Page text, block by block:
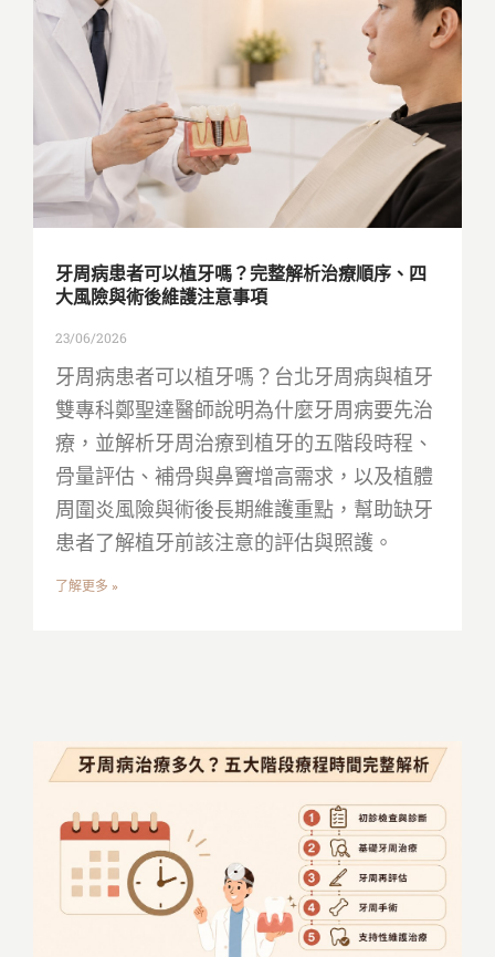
牙周病患者可以植牙嗎？完整解析治療順序、四
大風險與術後維護注意事項
23/06/2026
牙周病患者可以植牙嗎？台北牙周病與植牙
雙專科鄭聖達醫師說明為什麼牙周病要先治
療，並解析牙周治療到植牙的五階段時程、
骨量評估、補骨與鼻竇增高需求，以及植體
周圍炎風險與術後長期維護重點，幫助缺牙
患者了解植牙前該注意的評估與照護。
了解更多 »